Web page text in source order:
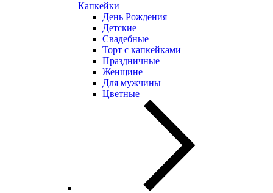
Капкейки
День Рождения
Детские
Свадебные
Торт с капкейками
Праздничные
Женщине
Для мужчины
Цветные